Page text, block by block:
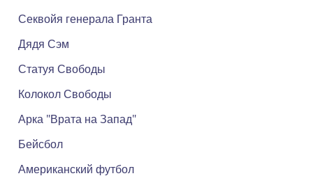
Секвойя генерала Гранта
Дядя Сэм
Статуя Свободы
Колокол Свободы
Арка "Врата на Запад"
Бейсбол
Американский футбол